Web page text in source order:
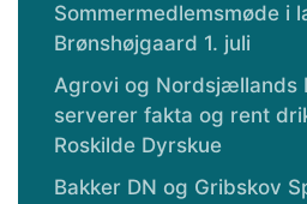
Sommermedlemsmøde i
Brønshøjgaard 1. juli
Agrovi og Nordsjællands
serverer fakta og rent
Roskilde Dyrskue
Bakker DN og Gribskov